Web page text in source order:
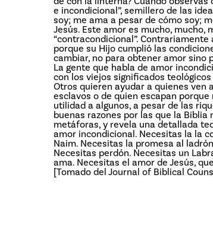
e incondicional”, semillero de las
soy; me ama a pesar de cómo soy;
Jesús. Este amor es mucho,
“contracondicional”.
porque su Hijo cumplió las
cambiar, no para obtener amor sino
La gente que habla de amor
con los viejos significados
Otros quieren ayudar a quienes ven
esclavos o de quien escapan
utilidad a algunos, a pesar de las
buenas razones por las que la
metáforas, y revela una detallada
amor incondicional. Necesitas la la
Naim. Necesitas la promesa al
Necesitas perdón. Necesitas un
ama. Necesitas el amor de Jesús,
[Tomado del Journal of Biblical